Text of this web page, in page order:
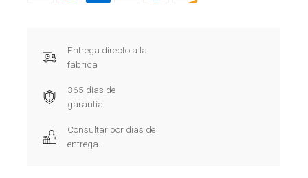
Entrega directo a la
fábrica
365 días de
garantía.
Consultar por días de
entrega.